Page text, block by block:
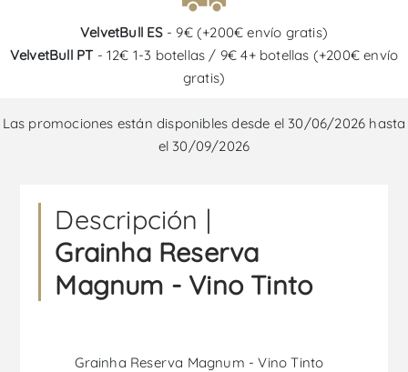
VelvetBull ES- 9€ (+200€ envío gratis)
VelvetBull PT - 12€ 1-3 botellas / 9€ 4+ botellas (+200€ envío
gratis)
Las promociones están disponibles desde el 30/06/2026 hasta
el 30/09/2026
Descripción |
Grainha Reserva
Magnum - Vino Tinto
Grainha Reserva Magnum - Vino Tinto